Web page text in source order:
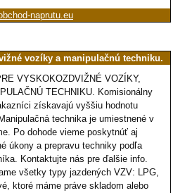
naprutu.eu
vozíky a manipulačnú techniku.
VYSKOKOZDVIŽNÉ VOZÍKY,
TECHNIKU. Komisionálny
získavajú vyššiu hodnotu
technika je umiestnené v
Po dohode vieme poskytnúť aj
úkony a prepravu techniky podľa
Kontaktujte nás pre ďalšie info.
všetky typy jazdených VZV: LPG,
ktoré máme práve skladom alebo